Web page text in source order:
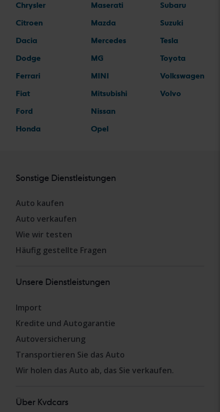
Chrysler
Citroen
Dacia
Dodge
Ferrari
Fiat
Ford
Honda
Maserati
Mazda
Mercedes
MG
MINI
Mitsubishi
Nissan
Opel
Subaru
Suzuki
Tesla
Toyota
Volkswagen
Volvo
Sonstige Dienstleistungen
Auto kaufen
Auto verkaufen
Wie wir testen
Häufig gestellte Fragen
Unsere Dienstleistungen
Import
Kredite und Autogarantie
Autoversicherung
Transportieren Sie das Auto
Wir holen das Auto ab, das Sie verkaufen.
Über Kvdcars